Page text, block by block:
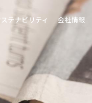
テナビリティ 会社情報